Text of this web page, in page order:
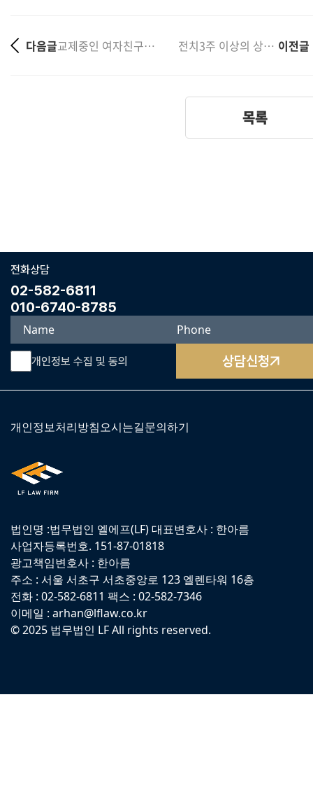
다음글 교제중인 여자친구를 동의없이 추행한 학교폭력 사건에서 .... 전치3주 이상의 상해를 입힌 학교폭력 민사소송 1심 패.... 이전글
목록
전화상담
02-582-6811
010-6740-8785
개인정보 수집 및 동의 상담신청
개인정보처리방침오시는길문의하기
법인명 :법무법인 엘에프(LF) 대표변호사 : 한아름
사업자등록번호. 151-87-01818
광고책임변호사 : 한아름
주소 : 서울 서초구 서초중앙로 123 엘렌타워 16층
전화 : 02-582-6811 팩스 : 02-582-7346
이메일 : arhan@lflaw.co.kr
© 2025 법무법인 LF All rights reserved.